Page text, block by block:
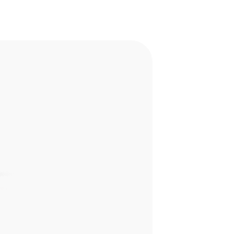
погружение в